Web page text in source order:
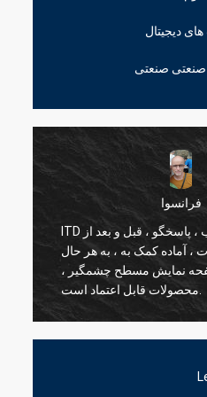
دیجیتال
صنعتی
فرانسوا
ITD یک تولید کننده خوب ، پاسخگو ، قبل و بعد از
آماده کمک به ، به هر حال
نمایش مسطح چشمگیر ،